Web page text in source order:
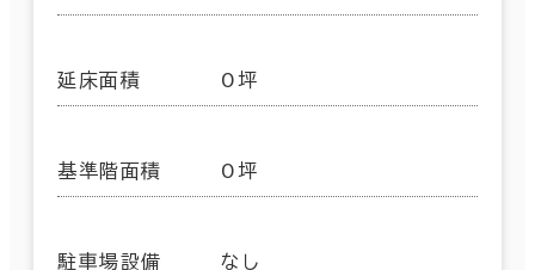
延床面積 0坪
基準階面積 0坪
駐車場設備 なし